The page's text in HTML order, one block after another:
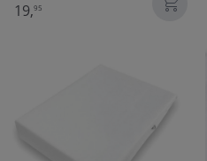
19,95